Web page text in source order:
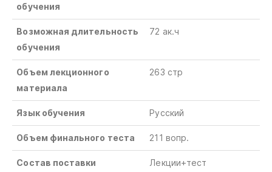
обучения
Возможная длительность
обучения
72 ак.ч
Объем лекционного
материала
263 стр
Язык обучения Русский
Объем финального теста 211 вопр.
Состав поставки
Лекции+тест